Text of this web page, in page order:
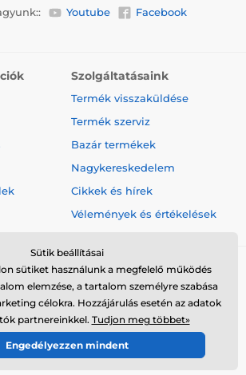
Youtube
Facebook
Szolgáltatásaink
Termék visszaküldése
Termék szerviz
Bazár termékek
Nagykereskedelem
Cikkek és hírek
Vélemények és értékelések
nyakorvek.hu ⦁ Webshop szolgáltatónk a
SIMPLIA.cz
Sütik beállításai
sütiket használunk a megfelelő működés
elemzése, a tartalom személyre szabása
célokra. Hozzájárulás esetén az adatok
partnereinkkel. Tudjon meg többet»
Engedélyezzen mindent